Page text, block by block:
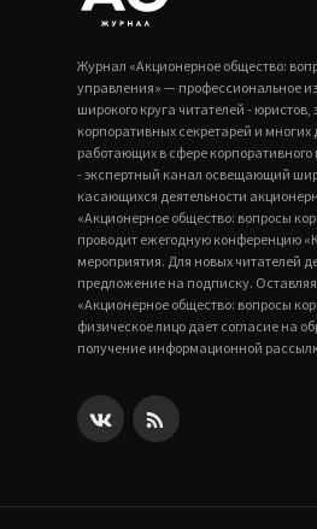
Журнал «Акционерное общество:
управления» — профессиональное
широкого круга читателей - юристов,
корпоративных секретарей и многих
работающих в сфере
- экспертный канал освещающий
касающихся деятельности
«Акционерное общество: вопросы
проводит ежегодную конференцию
мероприятия. Для новых читателей
предложение на подписку.
«Акционерное общество: вопросы
физическое лицо дает согласие на
получение информационной